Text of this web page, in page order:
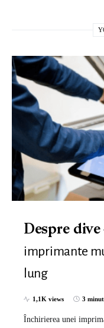
Despre dive
imprimante
lung
1,1K views 3
Închirierea unei